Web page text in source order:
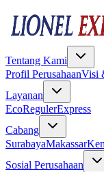
Tentang Kami
Profil PerusahaanVisi
Layanan
EcoRegulerExpress
Cabang
SurabayaMakassar
Sosial Perusahaan